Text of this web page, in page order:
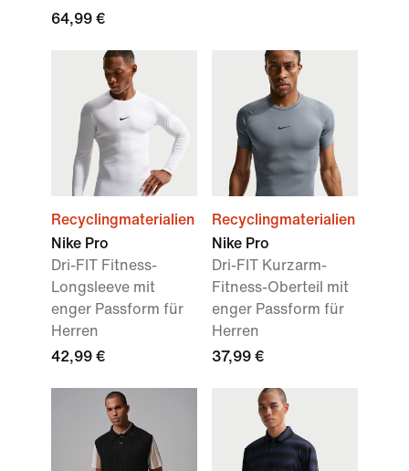
64,99 €
Recyclingmaterialien
Nike Pro
Dri-FIT Fitness-
Longsleeve mit
enger Passform für
Herren
42,99 €
Recyclingmaterialien
Nike Pro
Dri-FIT Kurzarm-
Fitness-Oberteil mit
enger Passform für
Herren
37,99 €